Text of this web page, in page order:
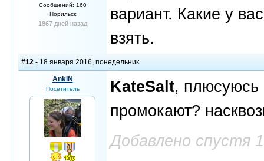
Сообщений: 160
Норильск
1867 дней назад
вариант. Какие у
взять.
#12 - 18 января 2016, понедельник
AnkiN
Посетитель KateSalt, плюсуюсь
промокают?
Добавлено спустя